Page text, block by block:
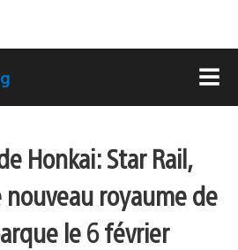
Honkai: Star Rail,
royaume de
le 6 février